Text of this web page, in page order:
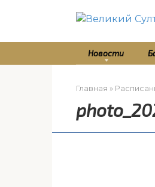
Новости
Главная »